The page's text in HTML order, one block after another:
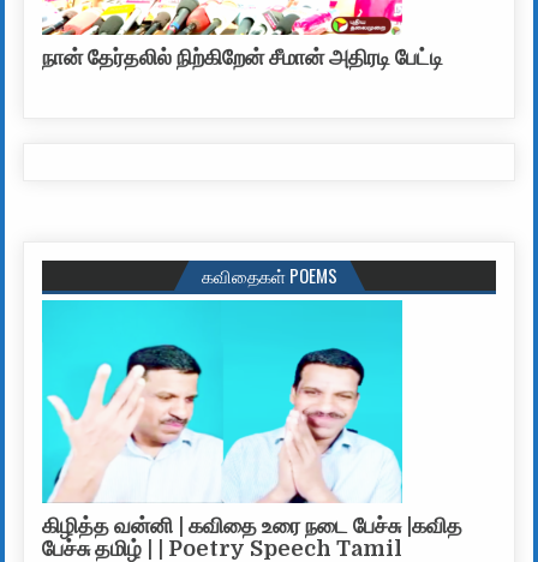
நான் தேர்தலில் நிற்கிறேன் சீமான் அதிரடி பேட்டி
கவிதைகள் POEMS
கிழித்த வன்னி | கவிதை உரை நடை பேச்சு |கவித
பேச்சு தமிழ் | | Poetry Speech Tamil